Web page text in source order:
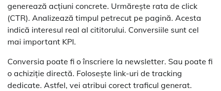
generează acțiuni concrete. Urmărește rata de click
(CTR). Analizează timpul petrecut pe pagină. Acesta
indică interesul real al cititorului. Conversiile sunt cel
mai important KPI.
Conversia poate fi o înscriere la newsletter. Sau poate fi
o achiziție directă. Folosește link-uri de tracking
dedicate. Astfel, vei atribui corect traficul generat.